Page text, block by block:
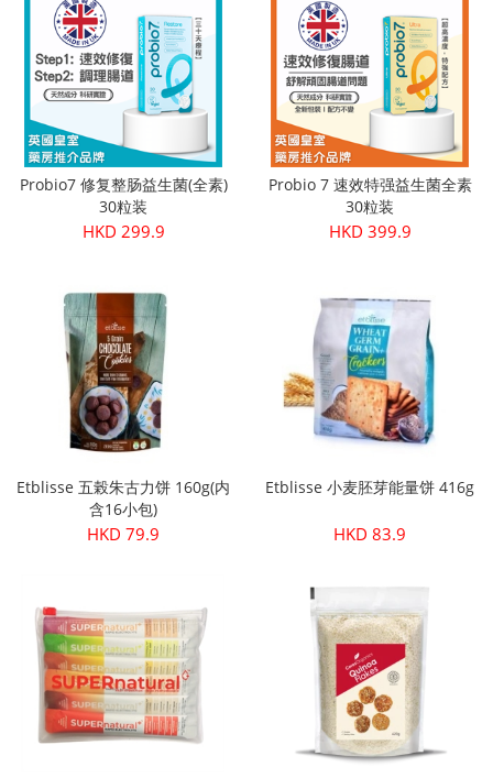
Probio7 修复整肠益生菌(全素)
30粒装
HKD 299.9
Probio 7 速效特强益生菌全素
30粒装
HKD 399.9
Etblisse 五榖朱古力饼 160g(内
含16小包)
HKD 79.9
Etblisse 小麦胚芽能量饼 416g
HKD 83.9